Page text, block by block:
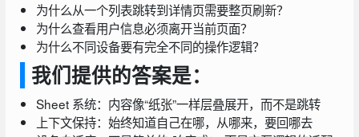
为什么从一个列表跳转到详情页需要整页刷新？
为什么查看用户信息必须离开当前页面？
为什么不同设备要有完全不同的操作逻辑？
我们提供的答案是：
Sheet 系统：内容像“纸张”一样层叠展开，而不是跳转
上下文保持：始终知道自己在哪，从哪来，要回哪去